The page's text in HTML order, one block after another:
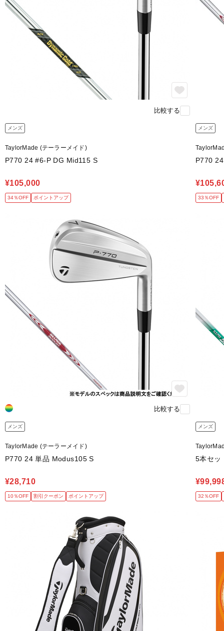
比較する
メンズ
TaylorMade (テーラーメイド)
P770 24 #6-P DG Mid115 S
¥105,000
34％OFF ポイントアップ
メンズ
P770
33％OFF
比較する
メンズ
TaylorMade (テーラーメイド)
P770 24 単品 Modus105 S
¥28,710
10％OFF 割引クーポン ポイントアップ
メンズ
5本セッ
32％OFF